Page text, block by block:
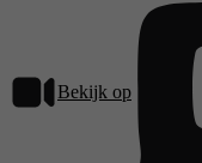
Bekijk op